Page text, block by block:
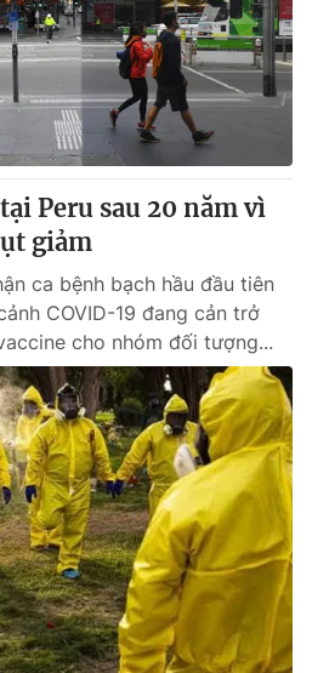
thức nếu không có sự chấp
VTV.vn khi phát hành lại
Peru sau 20 năm vì
giảm
ca bệnh bạch hầu đầu tiên
COVID-19 đang cản trở
cho nhóm đối tượng...